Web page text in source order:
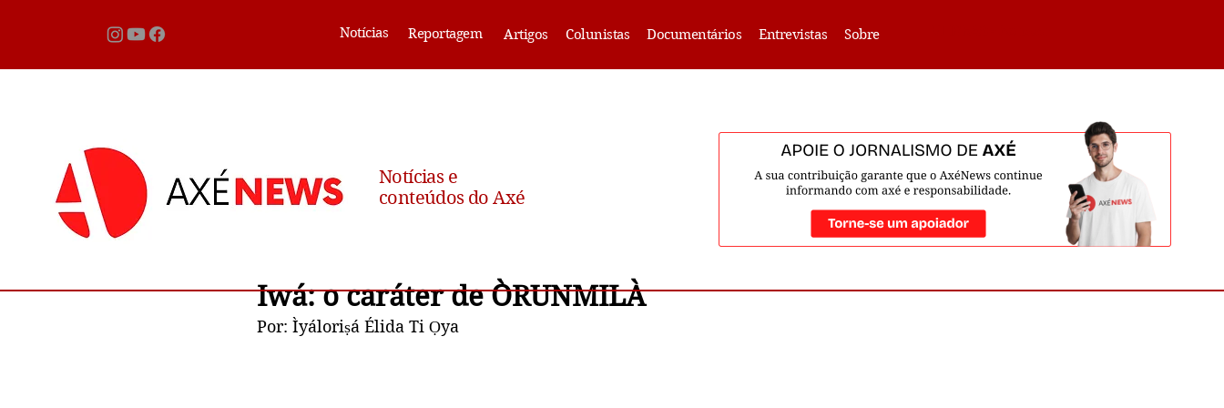
Notícias Reportagem Artigos Colunistas Documentários Entrevistas Sobre
Notícias e
conteúdos do Axé
Iwá: o caráter de ÒRUNMILÀ
Por: Ìyáloriṣá Élida Ti Ọya